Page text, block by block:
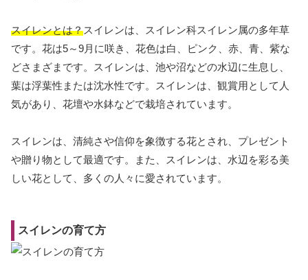
スイレンとは？スイレンは、スイレン科スイレン属の多年草
です。花は5～9月に咲き、花色は白、ピンク、赤、青、紫な
どさまざまです。スイレンは、池や沼などの水辺に生息し、
葉は浮葉性または沈水性です。スイレンは、観賞用として人
気があり、花壇や水鉢などで栽培されています。
スイレンは、清純さや信仰を象徴する花とされ、プレゼント
や贈り物として最適です。また、スイレンは、水辺を彩る美
しい花として、多くの人々に愛されています。
スイレンの育て方